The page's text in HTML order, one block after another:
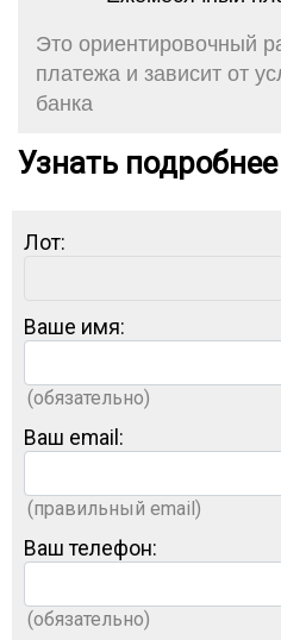
Это ориентировочный
платежа и зависит от
банка
Узнать
Лот:
Ваше имя:
(обязательно)
Ваш email:
(правильный email)
Ваш телефон:
(обязательно)